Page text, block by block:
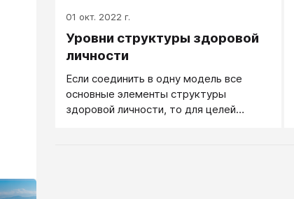
мир волшебный, иррациональный?
01 окт. 2022 г.
Уровни структуры здоровой
личности
Если соединить в одну модель все
основные элементы структуры
здоровой личности, то для целей